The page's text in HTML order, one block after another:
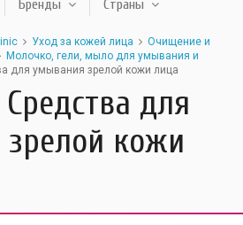
Бренды Страны
Уход за кожей лица
Очищение и
Молочко, гели, мыло для умывания и
для умывания зрелой кожи лица
для
кожи